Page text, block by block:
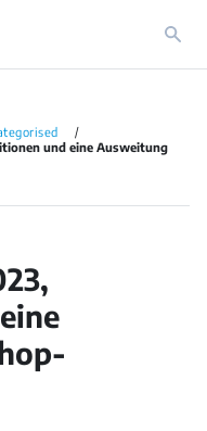
und eine Ausweitung